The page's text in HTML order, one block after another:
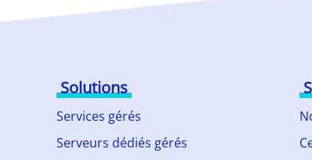
Solutions
Services gérés
Serveurs dédiés gérés